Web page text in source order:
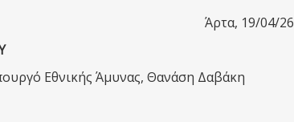
Άρτα, 19/04/26
Εθνικής Άμυνας, Θανάση Δαβάκη